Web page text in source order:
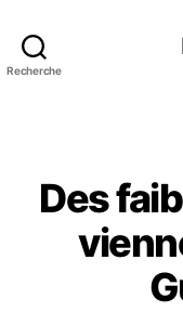
Recherche
Des